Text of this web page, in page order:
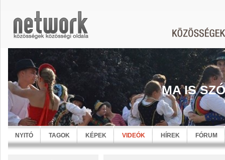
MA IS
NYITÓ TAGOK KÉPEK VIDEÓK HÍREK FÓRUM